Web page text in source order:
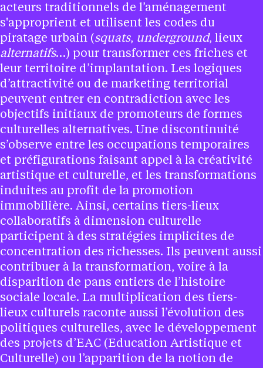
acteurs traditionnels de l’aménagement
s'approprient et utilisent les codes du
piratage urbain (squats, underground, lieux
alternatifs…) pour transformer ces friches et
leur territoire d’implantation. Les logiques
d’attractivité ou de marketing territorial
peuvent entrer en contradiction avec les
objectifs initiaux de promoteurs de formes
culturelles alternatives. Une discontinuité
s’observe entre les occupations temporaires
et préfigurations faisant appel à la créativité
artistique et culturelle, et les transformations
induites au profit de la promotion
immobilière. Ainsi, certains tiers-lieux
collaboratifs à dimension culturelle
participent à des stratégies implicites de
concentration des richesses. Ils peuvent aussi
contribuer à la transformation, voire à la
disparition de pans entiers de l’histoire
sociale locale. La multiplication des tiers-
lieux culturels raconte aussi l’évolution des
politiques culturelles, avec le développement
des projets d’EAC (Education Artistique et
Culturelle) ou l’apparition de la notion de